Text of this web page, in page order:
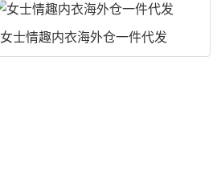
女士情趣内衣海外仓一件代发